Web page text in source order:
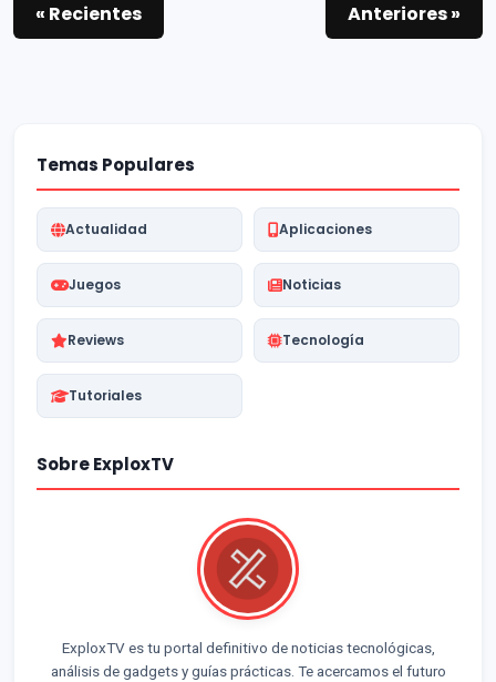
« Recientes Anteriores »
Temas Populares
Actualidad Aplicaciones
Juegos Noticias
Reviews Tecnología
Tutoriales
Sobre ExploxTV
ExploxTV es tu portal definitivo de noticias tecnológicas,
análisis de gadgets y guías prácticas. Te acercamos el futuro